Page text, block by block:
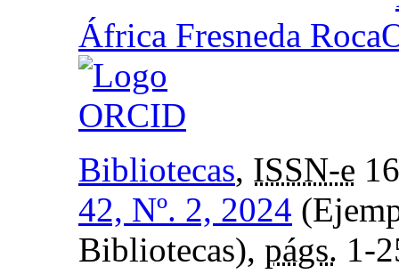
África Fresneda Roca
Bibliotecas, ISSN-e
42, Nº. 2, 2024
Bibliotecas), págs. 1-